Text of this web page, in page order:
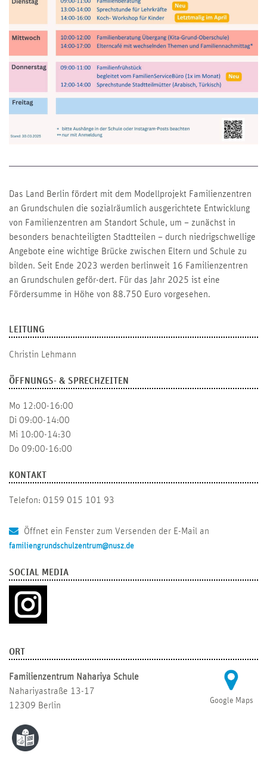
Das Land Berlin fördert mit dem Modellprojekt Familienzentren
an Grundschulen die sozialräumlich ausgerichtete Entwicklung
von Familienzentren am Standort Schule, um – zunächst in
besonders benachteiligten Stadtteilen – durch niedrigschwellige
Angebote eine wichtige Brücke zwischen Eltern und Schule zu
bilden. Seit Ende 2023 werden berlinweit 16 Familienzentren
an Grundschulen geför-dert. Für das Jahr 2025 ist eine
Fördersumme in Höhe von 88.750 Euro vorgesehen.
LEITUNG
Christin Lehmann
ÖFFNUNGS- & SPRECHZEITEN
Mo 12:00-16:00
Di 09:00-14:00
Mi 10:00-14:30
Do 09:00-16:00
KONTAKT
Telefon: 0159 015 101 93
Öffnet ein Fenster zum Versenden der E-Mail an
familiengrundschulzentrum@nusz.de
SOCIAL MEDIA
ORT
Google Maps
Familienzentrum Nahariya Schule
Nahariyastraße 13-17
12309 Berlin